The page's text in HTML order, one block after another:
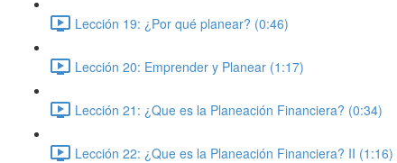
Lección 19: ¿Por qué planear? (0:46)
Lección 20: Emprender y Planear (1:17)
Lección 21: ¿Que es la Planeación Financiera? (0:34)
Lección 22: ¿Que es la Planeación Financiera? II (1:16)